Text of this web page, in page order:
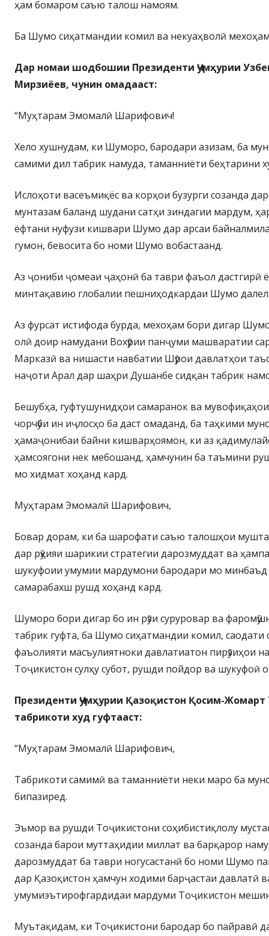
ҳам бомаром саъю талош намоям.
Ба Шумо сиҳатмандии комил ва некуаҳволӣ
Дар номаи шодбошии Президенти Ҷумҳурии
Мирзиёев, чунин омадааст:
“Муҳтарам Эмомалӣ Шарифович!
Хело хушнудам, ки Шуморо, бародари азизам, ба
самими дил табрик намуда, таманниёти беҳтарини
Ислоҳоти васеъмиқёс ва корҳои бузурги созанда
мунтазам баланд шудани сатҳи зиндагии мардум,
ёфтани нуфузи кишвари Шумо дар арсаи
гумон, бевосита бо номи Шумо вобастаанд.
Аз ҷониби ҷомеаи ҷаҳонӣ ба таври фаъол дастгирӣ
минтақавию глобалии пешниҳодкардаи Шумо
Аз фурсат истифода бурда, мехоҳам бори дигар
олӣ доир намудани Вохӯрии панҷуми машваратии
Марказӣ ва нишасти навбатии Шӯрои давлатҳои
наҷоти Арал дар шаҳри Душанбе сидқан табрик
Бешубҳа, гуфтушунидҳои самаранок ва
чорчӯби ин иҷлосҳо ба даст омаданд, ба таҳкими
ҳамаҷонибаи байни кишварҳоямон, ки аз
ҳамсоягони нек мебошанд, ҳамчунин ба таъмини
мо хидмат хоҳанд кард.
Муҳтарам Эмомалӣ Шарифович,
Бовар дорам, ки ба шарофати саъю талошҳои
дар рӯҳияи шарикии стратегии дарозмуддат ва
шукуфоии умумии мардумони бародари мо минбаъд
самарабахш рушд хоҳанд кард.
Шуморо бори дигар бо ин рӯзи суруровар ва
табрик гуфта, ба Шумо сиҳатмандии комил, саодати
фаъолияти масъулиятноки давлатиатон пирӯзиҳои
Тоҷикистон сулҳу субот, рушди пойдор ва шукуфоӣ
Президенти Ҷумҳурии Қазоқистон Қосим-Жомарт
табрикоти худ гуфтааст:
“Муҳтарам Эмомалӣ Шарифович,
Табрикоти самимӣ ва таманниёти неки маро ба
бипазиред.
Эъмор ва рушди Тоҷикистони соҳибистиқлолу
созанда барои муттаҳидии миллат ва барқарор
дарозмуддат ба таври ногусастанӣ бо номи Шумо
дар Қазоқистон ҳамчун ходими барҷастаи давлатӣ
умумиэътирофгардидаи мардуми Тоҷикистон
Муътақидам, ки Тоҷикистони бародар бо пайравӣ